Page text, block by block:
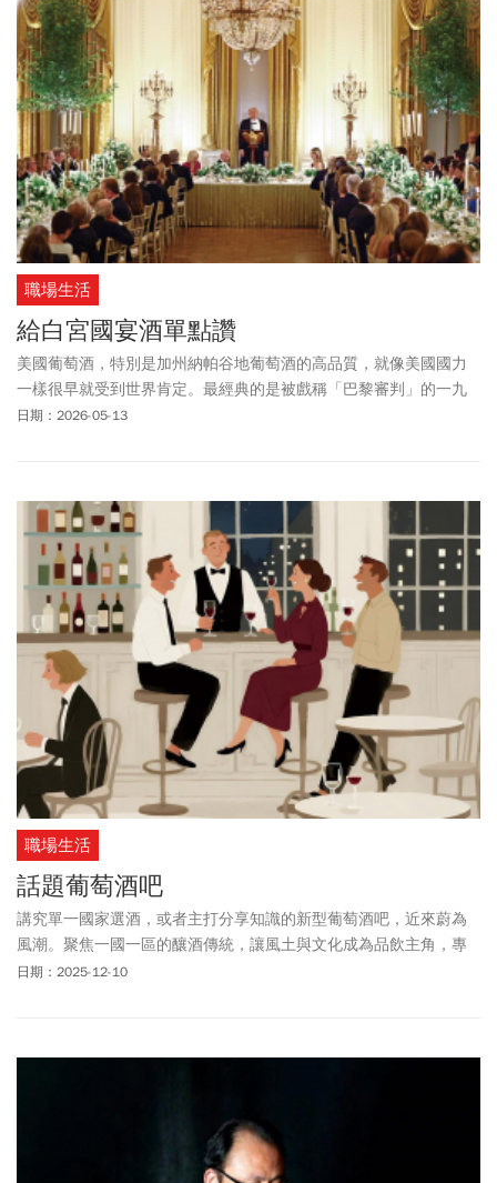
職場生活
給白宮國宴酒單點讚
美國葡萄酒，特別是加州納帕谷地葡萄酒的高品質，就像美國國力
一樣很早就受到世界肯定。最經典的是被戲稱「巴黎審判」的一九
七六年巴黎品酒會，在那場由法國評審嚴謹盲品的競賽中，加州酒
日期：2026-05-13
職場生活
話題葡萄酒吧
講究單一國家選酒，或者主打分享知識的新型葡萄酒吧，近來蔚為
風潮。聚焦一國一區的釀酒傳統，讓風土與文化成為品飲主角，專
家引領的輕鬆品飲課，則讓酒吧搖身一變成為探索葡萄酒的舞台，
日期：2025-12-10